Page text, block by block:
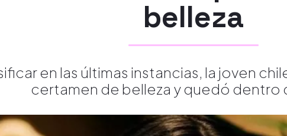
belleza
en las últimas instancias, la joven
certamen de belleza y quedó dentro